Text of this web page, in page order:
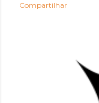
Compartilhar